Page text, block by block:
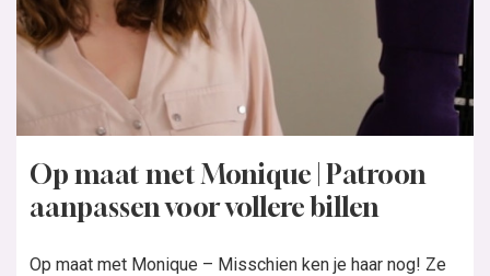
Op maat met Monique | Patroon
aanpassen voor vollere billen
Op maat met Monique – Misschien ken je haar nog! Ze